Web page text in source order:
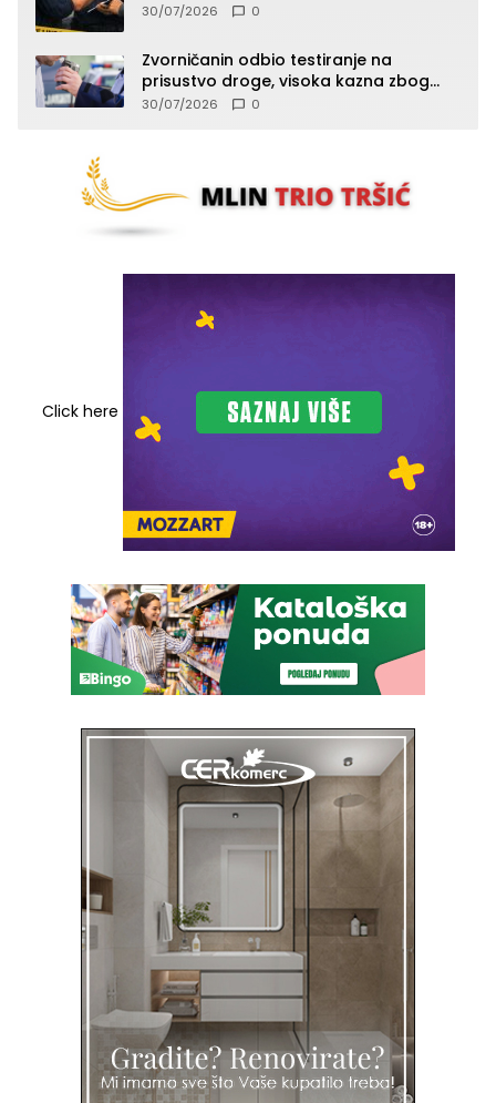
Zvornika
30/07/2026 0
Zvorničanin odbio testiranje na
prisustvo droge, visoka kazna zbog
kršenja Zakona o osnovama
30/07/2026 0
Click here